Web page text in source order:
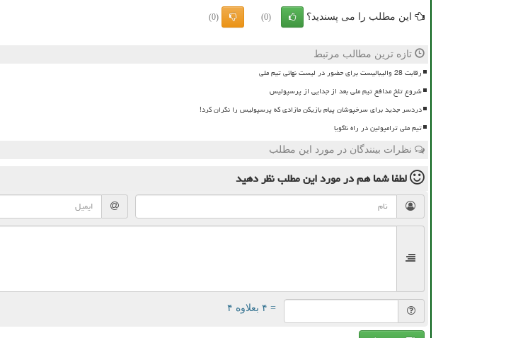
این مطلب را می پسندید؟ (0)
(0)
تازه ترین مطالب مرتبط
رقابت 28 والیبالیست برای حضور در لیست نهائی تیم ملی
شروع تلخ مدافع تیم ملی بعد از جدایی از پرسپولیس
دردسر جدید برای سرخپوشان پیام بازیکن مازادی که پرسپولیس را نگران کرد!
تیم ملی ترامپولین در راه ناگویا
نظرات بینندگان در مورد این مطلب
لطفا شما همدر مورد این مطلبنظر دهید
= ۴ بعلاوه ۴